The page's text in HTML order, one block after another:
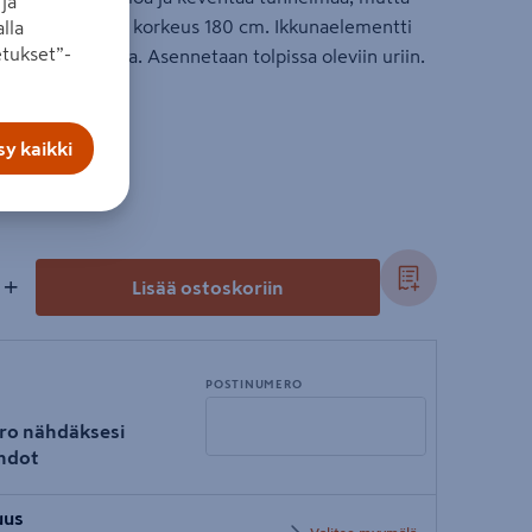
55 (50) cm, korkeus 180 cm. Ikkunaelementti
Asennetaan tolpissa oleviin uriin.
+ Lisää ostoskoriin
nähdäksesi
POSTINUMERO
postinumero
kaikki